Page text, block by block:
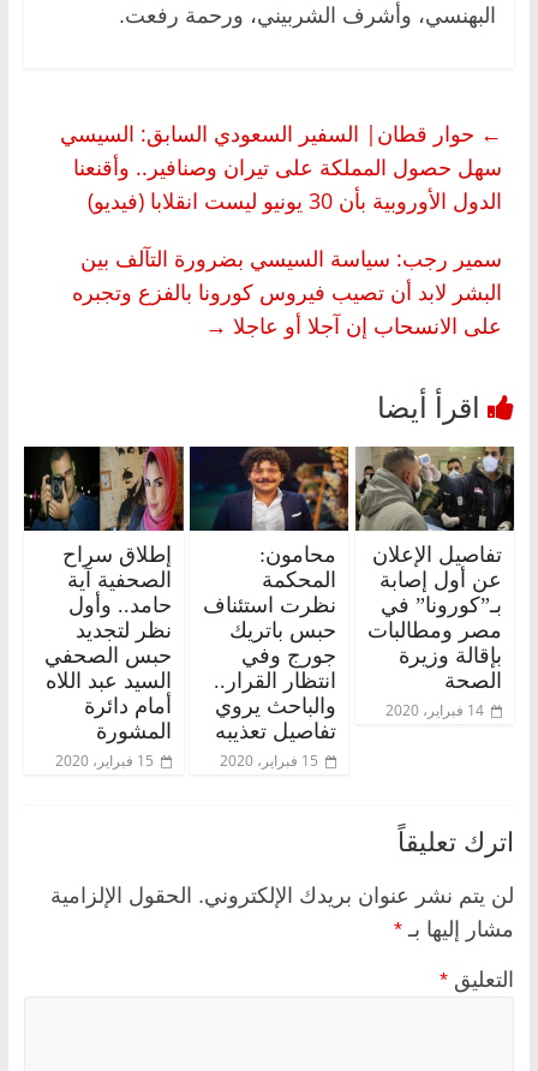
البهنسي، وأشرف الشربيني، ورحمة رفعت.
← حوار قطان| السفير السعودي السابق: السيسي
سهل حصول المملكة على تيران وصنافير.. وأقنعنا
الدول الأوروبية بأن 30 يونيو ليست انقلابا (فيديو)
سمير رجب: سياسة السيسي بضرورة التآلف بين
البشر لابد أن تصيب فيروس كورونا بالفزع وتجبره
على الانسحاب إن آجلا أو عاجلا →
تفاصيل الإعلان
عن أول إصابة
بـ”كورونا” في
مصر ومطالبات
بإقالة وزيرة
الصحة
14 فبراير، 2020
محامون:
المحكمة
نظرت استئناف
حبس باتريك
جورج وفي
انتظار القرار..
والباحث يروي
تفاصيل تعذيبه
15 فبراير، 2020
إطلاق سراح
الصحفية آية
حامد.. وأول
نظر لتجديد
حبس الصحفي
السيد عبد اللاه
أمام دائرة
المشورة
15 فبراير، 2020
اترك تعليقاً
لن يتم نشر عنوان بريدك الإلكتروني. الحقول الإلزامية
مشار إليها بـ *
التعليق *